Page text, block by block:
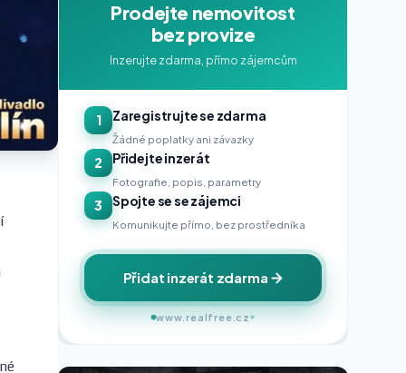
Prodejte nemovitost
bez provize
Inzerujte zdarma, přímo zájemcům
1 Zaregistrujte se zdarma
Žádné poplatky ani závazky
2 Přidejte inzerát
Fotografie, popis, parametry
3 Spojte se se zájemci
Komunikujte přímo, bez prostředníka
Přidat inzerát zdarma
www.realfree.cz